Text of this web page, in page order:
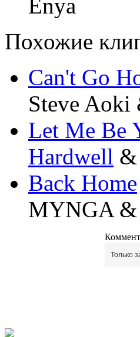
Enya
Похожие
Can't Go
Steve Aoki
Let Me Be
Hardwell &
Back Home
MYNGA &
Только